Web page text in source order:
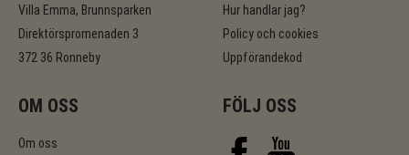
Villa Emma, Brunnsparken
Direktörspromenaden 3
372 36 Ronneby
Hur handlar jag?
Policy och cookies
Uppförandekod
OM OSS
Om oss
FÖLJ OSS